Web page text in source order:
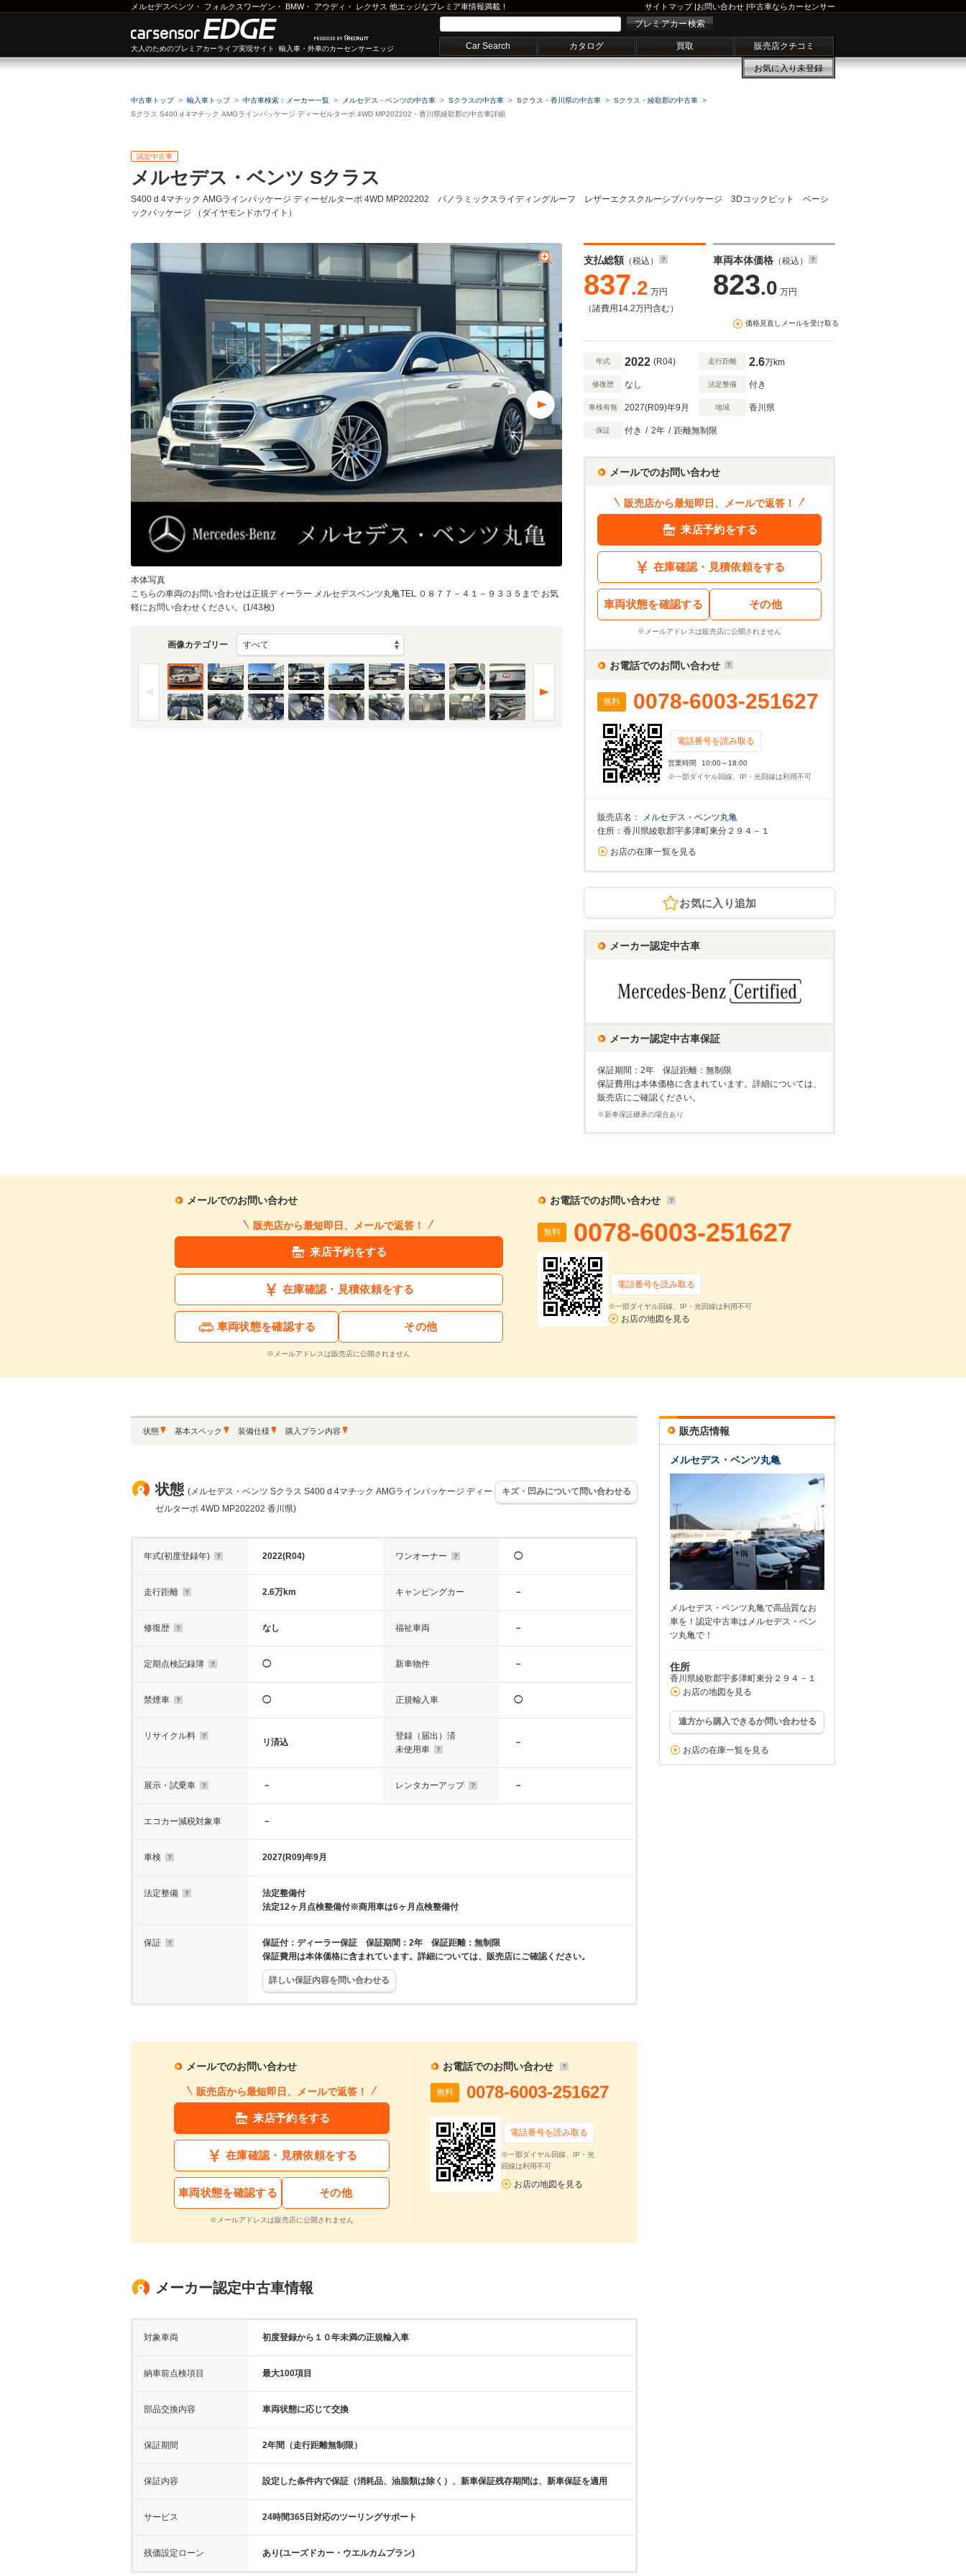
メルセデスベンツ ・ フォルクスワーゲン ・ BMW・ アウディ ・ レクサス 他エッジなプレミア車情報満載！ サイトマップ|お問い合わせ |中古車ならカーセンサー
大人のためのプレミアカーライフ実現サイト 輸入車・外車のカーセンサーエッジ
プレミアカー検索
Car Search カタログ 買取 販売店クチコミ
お気に入り未登録
中古車トップ 輸入車トップ 中古車検索：メーカー一覧 メルセデス・ベンツの中古車 Sクラスの中古車 Sクラス・香川県の中古車
Sクラス・綾歌郡の中古車
Sクラス S400 d 4マチック AMGラインパッケージ ディーゼルターボ 4WD MP202202・香川県綾歌郡の中古車詳細
認定中古車
メルセデス・ベンツ Sクラス
S400 d 4マチック AMGラインパッケージ ディーゼルターボ 4WD MP202202 パノラミックスライディングルーフ レザーエクスクルーシブパッケージ 3Dコックピット ベーシ
ックパッケージ （ダイヤモンドホワイト）
本体写真
こちらの車両のお問い合わせは正規ディーラー メルセデスベンツ丸亀TEL ０８７７－４１－９３３５まで お気
軽にお問い合わせください。(1/43枚)
画像カテゴリー
支払総額 （税込）
837.2 万円
（諸費用14.2万円含む）
車両本体価格 （税込）
823.0 万円
価格見直しメールを受け取る
年式 2022 (R04) 走行距離 2.6万km
修復歴 なし 法定整備 付き
車検有無 2027(R09)年9月 地域 香川県
保証 付き / 2年 / 距離無制限
メールでのお問い合わせ
販売店から最短即日、メールで返答！
来店予約をする
在庫確認・見積依頼をする
車両状態を確認する その他
※メールアドレスは販売店に公開されません
お電話でのお問い合わせ
無料 0078-6003-251627
電話番号を読み取る
営業時間
10:00～18:00
※一部ダイヤル回線、IP・光回線は利用不可
販売店名：
メルセデス・ベンツ丸亀
住所：香川県綾歌郡宇多津町東分２９４－１
お店の在庫一覧を見る
お気に入り追加
メーカー認定中古車
メーカー認定中古車保証
保証期間：2年 保証距離：無制限
保証費用は本体価格に含まれています。詳細については、
販売店にご確認ください。
※新車保証継承の場合あり
メールでのお問い合わせ
販売店から最短即日、メールで返答！
来店予約をする
在庫確認・見積依頼をする
車両状態を確認する その他
※メールアドレスは販売店に公開されません
お電話でのお問い合わせ
無料 0078-6003-251627
電話番号を読み取る
※一部ダイヤル回線、IP・光回線は利用不可
お店の地図を見る
状態 基本スペック 装備仕様 購入プラン内容
状態 (メルセデス・ベンツ Sクラス S400 d 4マチック AMGラインパッケージ ディー
ゼルターボ 4WD MP202202 香川県)
キズ・凹みについて問い合わせる
年式(初度登録年) 2022(R04) ワンオーナー ◯
走行距離 2.6万km キャンピングカー －
修復歴 なし 福祉車両 －
定期点検記録簿 ◯ 新車物件 －
禁煙車 ◯ 正規輸入車 ◯
リサイクル料
リ済込
登録（届出）済
未使用車
－
展示・試乗車 － レンタカーアップ －
エコカー減税対象車 －
車検 2027(R09)年9月
法定整備
法定整備付
法定12ヶ月点検整備付※商用車は6ヶ月点検整備付
保証
保証付：ディーラー保証 保証期間：2年 保証距離：無制限
保証費用は本体価格に含まれています。詳細については、販売店にご確認ください。
詳しい保証内容を問い合わせる
メールでのお問い合わせ
販売店から最短即日、メールで返答！
来店予約をする
在庫確認・見積依頼をする
車両状態を確認する その他
※メールアドレスは販売店に公開されません
お電話でのお問い合わせ
無料 0078-6003-251627
電話番号を読み取る
※一部ダイヤル回線、IP・光
回線は利用不可
お店の地図を見る
メーカー認定中古車情報
対象車両 初度登録から１０年未満の正規輸入車
納車前点検項目 最大100項目
部品交換内容 車両状態に応じて交換
保証期間 2年間（走行距離無制限）
保証内容 設定した条件内で保証（消耗品、油脂類は除く）、新車保証残存期間は、新車保証を適用
サービス 24時間365日対応のツーリングサポート
残価設定ローン あり(ユーズドカー・ウエルカムプラン)
販売店情報
メルセデス・ベンツ丸亀
メルセデス・ベンツ丸亀で高品質なお
車を！認定中古車はメルセデス・ベン
ツ丸亀で！
住所
香川県綾歌郡宇多津町東分２９４－１
お店の地図を見る
遠方から購入できるか問い合わせる
お店の在庫一覧を見る